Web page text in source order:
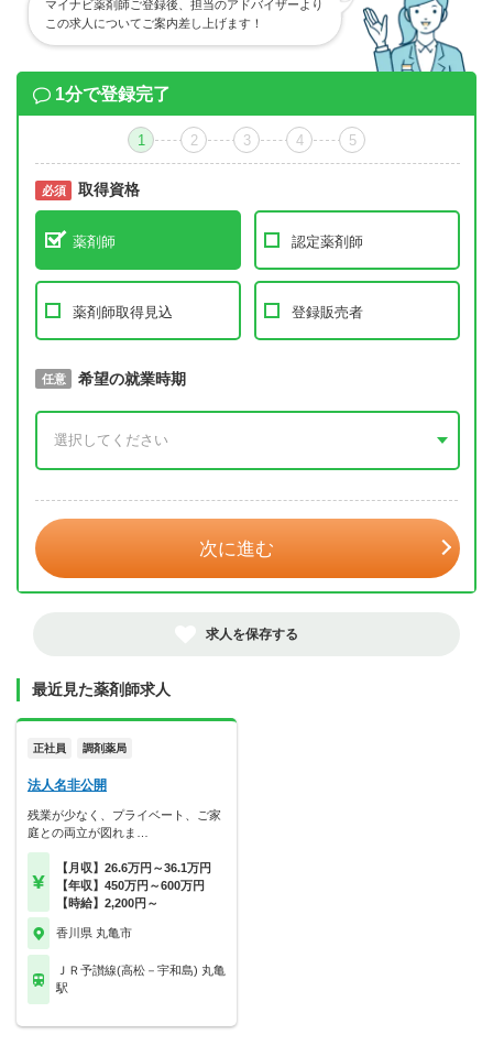
マイナビ薬剤師ご登録後、担当のアドバイザーより
この求人についてご案内差し上げます！
1分で登録完了
1 2 3 4 5
必須 取得資格
薬剤師 認定薬剤師
薬剤師取得見込 登録販売者
必須 取得予定年
任意 希望の就業時期
次に進む
求人を保存する
最近見た薬剤師求人
正社員 調剤薬局
法人名非公開
残業が少なく、プライベート、ご家
庭との両立が図れま…
【月収】26.6万円～36.1万円
【年収】450万円～600万円
【時給】2,200円～
香川県 丸亀市
ＪＲ予讃線(高松－宇和島) 丸亀
駅